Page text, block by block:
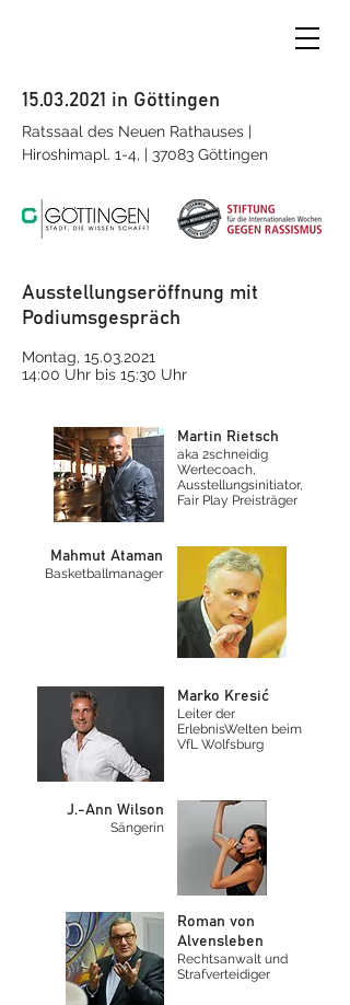
15.03.2021 in Göttingen
Ratssaal des Neuen Rathauses |
Hiroshimapl. 1-4, | 37083 Göttingen
Ausstellungseröffnung mit
Podiumsgespräch
Montag, 15.03.2021
14:00 Uhr bis 15:30 Uhr
Martin Rietsch
aka 2schneidig
Wertecoach,
Ausstellungsinitiator,
Fair Play Preisträger
Mahmut Ataman
Basketballmanager
Marko Kresić
Leiter der
ErlebnisWelten beim
VfL Wolfsburg
J.-Ann Wilson
Sängerin
Roman von
Alvensleben
Rechtsanwalt und
Strafverteidiger